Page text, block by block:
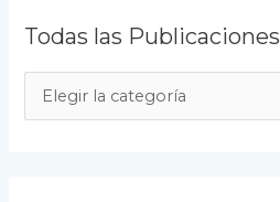
Todas las Publicaciones
o